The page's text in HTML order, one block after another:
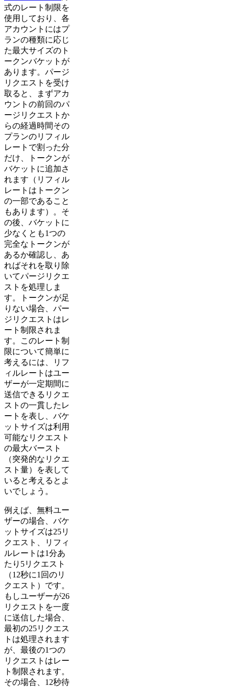
式のレート制限を
使用しており、各
アカウントにはプ
ランの種類に応じ
た最大サイズのト
ークンバケットが
あります。パージ
リクエストを受け
取ると、まずアカ
ウントの前回のパ
ージリクエストか
らの経過時間その
プランのリフィル
レートで割った分
だけ、トークンが
バケットに追加さ
れます（リフィル
レートはトークン
の一部であること
もあります）。そ
の後、バケットに
少なくとも1つの
完全なトークンが
あるか確認し、あ
ればそれを取り除
いてパージリクエ
ストを処理しま
す。トークンが足
りない場合、パー
ジリクエストはレ
ート制限されま
す。このレート制
限について簡単に
考えるには、リフ
ィルレートはユー
ザーが一定期間に
送信できるリクエ
ストの一貫したレ
ートを表し、バケ
ットサイズは利用
可能なリクエスト
の最大バースト
（突発的なリクエ
スト量）を表して
いると考えるとよ
いでしょう。
例えば、無料ユー
ザーの場合、バケ
ットサイズは25リ
クエスト、リフィ
ルレートは1分あ
たり5リクエスト
（12秒に1回のリ
クエスト）です。
もしユーザーが26
リクエストを一度
に送信した場合、
最初の25リクエス
トは処理されます
が、最後の1つの
リクエストはレー
ト制限されます。
その場合、12秒待